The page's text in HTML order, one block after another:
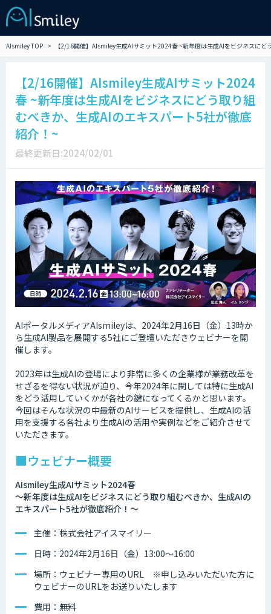
AIsmiley TOP 【2/16開催】AIsmiley生成AIサミット2024春 ~新年度は生成AIをビジネスに
【2/16開催】AIsmiley生成AIサミット2024
春 ~新年度は生成AIをビジネスにどう取り組
むべきか、生成AIのエキスパート5社が徹底
紹介！~
最終更新日:2024/02/01
AIポータルメディアAIsmileyは、2024年2月16日（金）13時か
ら生成AI製品を展開する5社にご登壇いただきウェビナーを開
催します。
2023年は生成AIの登場により非常に多くの企業様が業務改革を
せざるを得ない状況が迫り、今年2024年に関しては特に生成AI
をどう活用していくかが各社の鍵になってくるかと思います。
今回はそんな状況の中最新のAIサービスを提供し、生成AIの活
用を支援する各社より生成AIの活用や実例などをご紹介させて
いただきます。
■ウェビナー概要
AIsmiley生成AIサミット2024春
～新年度は生成AIをビジネスにどう取り組むべきか、生成AIの
エキスパート5社が徹底紹介！～
主催：株式会社アイスマイリー
日時：2024年2月16日（金）13:00～16:00
場所：ウェビナー専用のURL ※申し込みいただいた方に
ウェビナーのURLをお送りいたします
費用：無料